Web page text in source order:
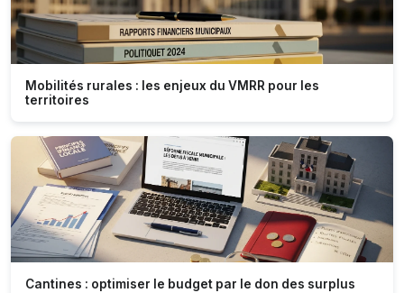
Mobilités rurales : les enjeux du VMRR pour les
territoires
Cantines : optimiser le budget par le don des surplus